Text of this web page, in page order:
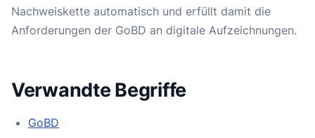
Nachweiskette automatisch und erfüllt damit die
Anforderungen der GoBD an digitale Aufzeichnungen.
Verwandte Begriffe
GoBD